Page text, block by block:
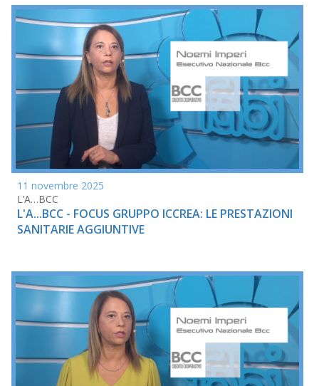
11 novembre 2025
L’A…BCC
L'A...BCC - FOCUS GRUPPO ICCREA: LE PRESTAZIONI
SANITARIE AGGIUNTIVE